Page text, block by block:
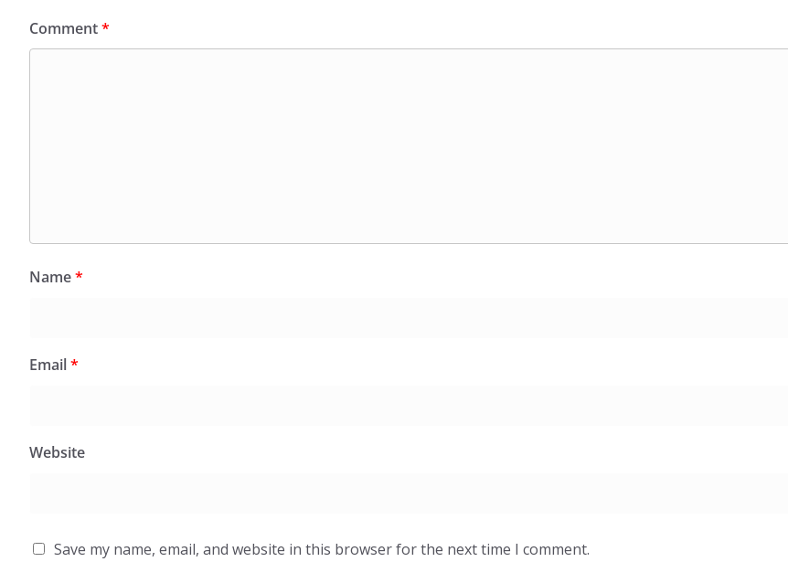
Comment*
Name*
Email*
Website
Save my name, email, and website in this browser for the next time I comment.